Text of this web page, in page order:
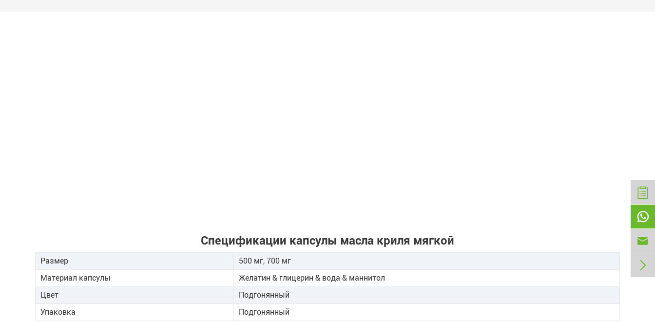
Спецификации капсулы масла криля мягкой
Размер
500 мг, 700 мг
Материал капсулы
Желатин & глицерин & вода & маннитол
Цвет
Подгонянный
Упаковка
Подгонянный


